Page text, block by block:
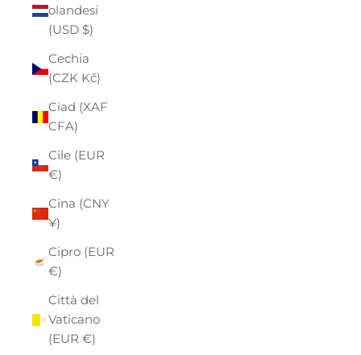
olandesi
(USD $)
Cechia
(CZK Kč)
Ciad (XAF
CFA)
Cile (EUR
€)
Cina (CNY
¥)
Cipro (EUR
€)
Città del
Vaticano
(EUR €)